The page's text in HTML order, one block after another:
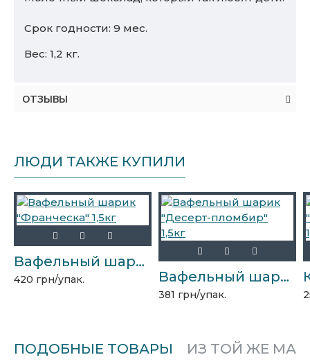
Срок годности: 9 мес.
Вес: 1,2 кг.
ОТЗЫВЫ
ЛЮДИ ТАКЖЕ КУПИЛИ
Вафельный шарик "Франческа" 1,5кг
420 грн/упак. Вафельный шарик "Десерт-пломбир" 1,5кг
381 грн/упак.
ПОДОБНЫЕ ТОВАРЫ ИЗ ТОЙ ЖЕ